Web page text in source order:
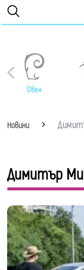
Овен
Новини
Димитър